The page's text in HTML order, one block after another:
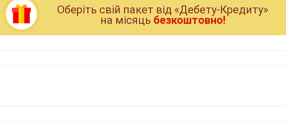
Оберiть свiй пакет вiд «Дебету-Кредиту»
на мiсяць безкоштовно!